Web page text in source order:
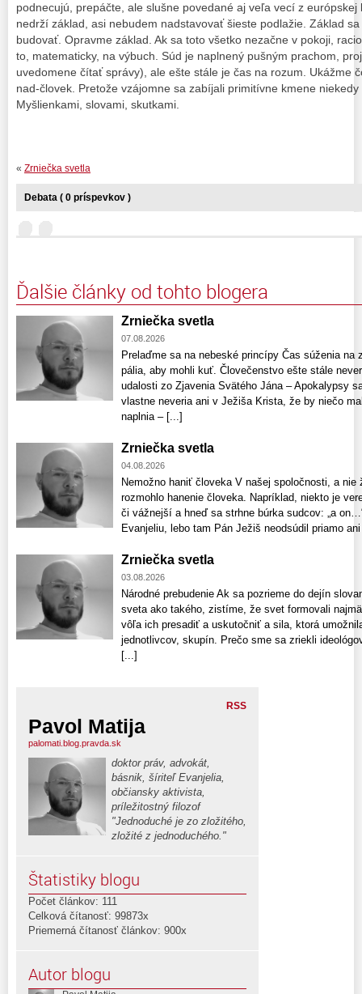
podnecujú, prepáčte, ale slušne povedané aj veľa vecí z európskej
nedrží základ, asi nebudem nadstavovať šieste podlažie. Základ
budovať. Opravme základ. Ak sa toto všetko nezačne v pokoji,
to, matematicky, na výbuch. Súd je naplnený pušným prachom,
uvedomene čítať správy), ale ešte stále je čas na rozum. Ukážme
nad-človek. Pretože vzájomne sa zabíjali primitívne kmene
Myšlienkami, slovami, skutkami.
« Zrniečka svetla
Debata ( 0 príspevkov )
Ďalšie články od tohto blogera
Zrniečka svetla
07.08.2026
Prelaďme sa na nebeské princípy Čas súženia
pália, aby mohli kuť. Človečenstvo ešte stále
udalosti zo Zjavenia Svätého Jána – Apokalypsy
vlastne neveria ani v Ježiša Krista, že by niečo
naplnia – [...]
Zrniečka svetla
04.08.2026
Nemožno haniť človeka V našej spoločnosti, a
rozmohlo hanenie človeka. Napríklad, niekto je
či vážnejší a hneď sa strhne búrka sudcov: „a
Evanjeliu, lebo tam Pán Ježiš neodsúdil priamo
Zrniečka svetla
03.08.2026
Národné prebudenie Ak sa pozrieme do dejín
sveta ako takého, zistíme, že svet formovali
vôľa ich presadiť a uskutočniť a sila, ktorá
jednotlivcov, skupín. Prečo sme sa zriekli
[...]
RSS
Pavol Matija
palomati.blog.pravda.sk
doktor práv, advokát,
básnik, šíriteľ Evanjelia,
občiansky aktivista,
príležitostný filozof
"Jednoduché je zo zložitého,
zložité z jednoduchého."
Štatistiky blogu
Počet článkov: 111
Celková čítanosť: 99873x
Priemerná čítanosť článkov: 900x
Autor blogu